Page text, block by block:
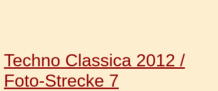
Techno Classica 2012 /
Foto-Strecke 7